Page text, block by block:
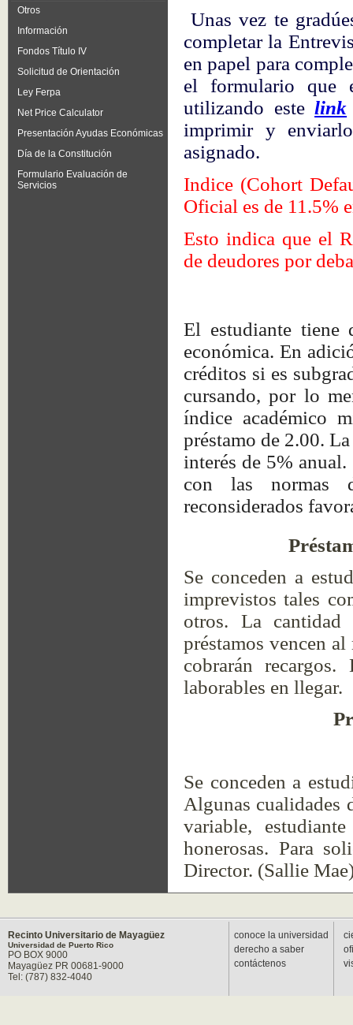
Otros
Información
Fondos Título IV
Solicitud de Orientación
Ley Ferpa
Net Price Calculator
Presentación Ayudas Económicas
Día de la Constitución
Formulario Evaluación de
Servicios
Unas vez te
completar la
en papel para
el formulario que
utilizando estelink
imprimir y
asignado.
Indice (Cohort
Oficial es de 11.5%
Esto indica que el
de deudores por
El estudiante tiene
económica. En
créditos si es
cursando, por lo
índice académico
préstamo de 2.00.
interés de 5%
con las normas
reconsiderados
Se conceden a
imprevistos tales
otros. La
préstamos vencen
cobrarán
laborables en llegar.
Se conceden a
Algunas cualidades
variable,
honerosas. Para
Director. (Sallie
Recinto Universitario de Mayagüez
Universidad de Puerto Rico
PO BOX 9000
Mayagüez PR 00681-9000
Tel: (787) 832-4040
conoce la universidad
derecho a saber
contáctenos